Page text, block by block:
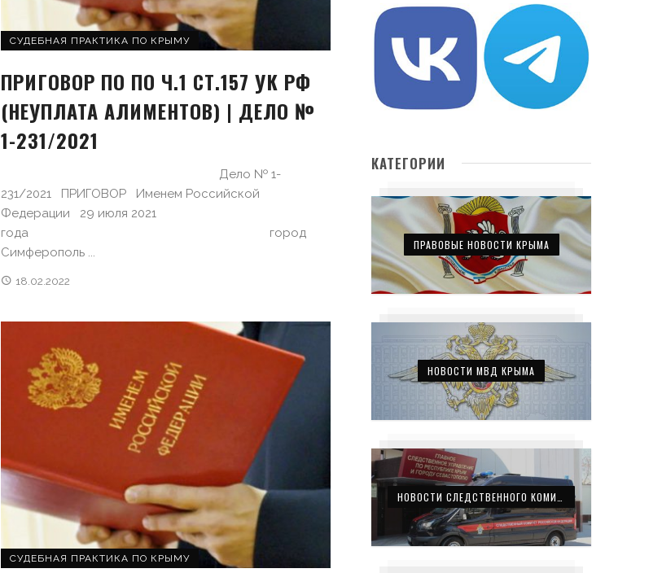
СУДЕБНАЯ ПРАКТИКА ПО КРЫМУ
ПРИГОВОР ПО ПО Ч.1 СТ.157 УК РФ
(НЕУПЛАТА АЛИМЕНТОВ) | ДЕЛО №
1-231/2021
Дело № 1-
231/2021 ПРИГОВОР Именем Российской
Федерации 29 июля 2021
года город
Симферополь ...
18.02.2022
СУДЕБНАЯ ПРАКТИКА ПО КРЫМУ
КАТЕГОРИИ
ПРАВОВЫЕ НОВОСТИ КРЫМА
НОВОСТИ МВД КРЫМА